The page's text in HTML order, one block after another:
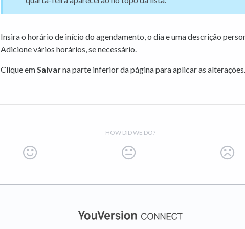
Insira o horário de início do agendamento, o dia e uma descrição
Adicione vários horários, se necessário.
Clique em Salvarna parte inferior da página para aplicar as alterações.
HOW DID WE DO?
(opens in a new